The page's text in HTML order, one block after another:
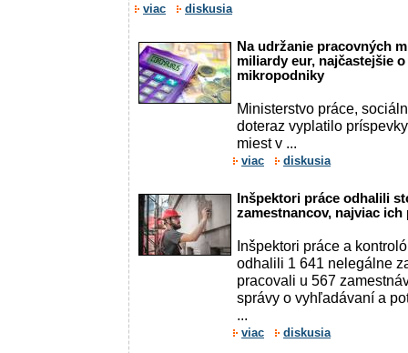
viac diskusia
Na udržanie pracovných
miliardy eur, najčastejšie
mikropodniky
Ministerstvo práce,
doteraz vyplatilo
miest v ...
viac diskusia
Inšpektori práce odhalili
zamestnancov, najviac
Inšpektori práce a
odhalili 1 641 nelegálne
pracovali u 567
správy o vyhľadávaní a
...
viac diskusia